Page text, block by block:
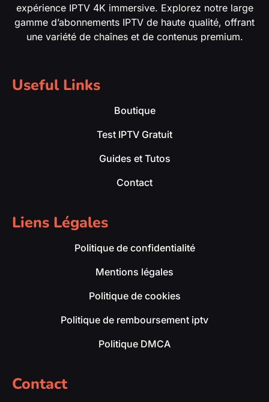
expérience IPTV 4K immersive. Explorez notre large
gamme d’abonnements IPTV de haute qualité, offrant
une variété de chaînes et de contenus premium.
Useful Links
Boutique
Test IPTV Gratuit
Guides et Tutos
Contact
Liens Légales
Politique de confidentialité
Mentions légales
Politique de cookies
Politique de remboursement iptv
Politique DMCA
Contact